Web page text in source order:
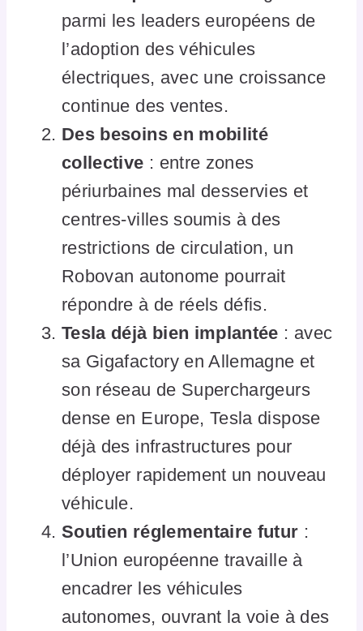
parmi les leaders européens de
l’adoption des véhicules
électriques, avec une croissance
continue des ventes.
Des besoins en mobilité
collective : entre zones
périurbaines mal desservies et
centres-villes soumis à des
restrictions de circulation, un
Robovan autonome pourrait
répondre à de réels défis.
Tesla déjà bien implantée : avec
sa Gigafactory en Allemagne et
son réseau de Superchargeurs
dense en Europe, Tesla dispose
déjà des infrastructures pour
déployer rapidement un nouveau
véhicule.
Soutien réglementaire futur :
l’Union européenne travaille à
encadrer les véhicules
autonomes, ouvrant la voie à des